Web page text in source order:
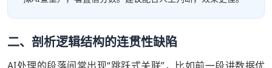
二、剖析逻辑结构的连贯性缺陷
AI处理的段落间常出现“跳跃式关联”，比如前一段讲数据优